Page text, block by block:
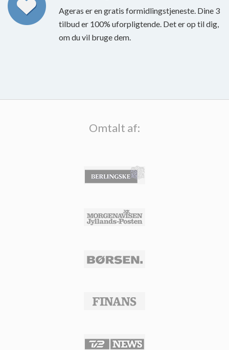
Ageras er en gratis formidlingstjeneste. Dine 3
tilbud er 100% uforpligtende. Det er op til dig,
om du vil bruge dem.
Omtalt af: